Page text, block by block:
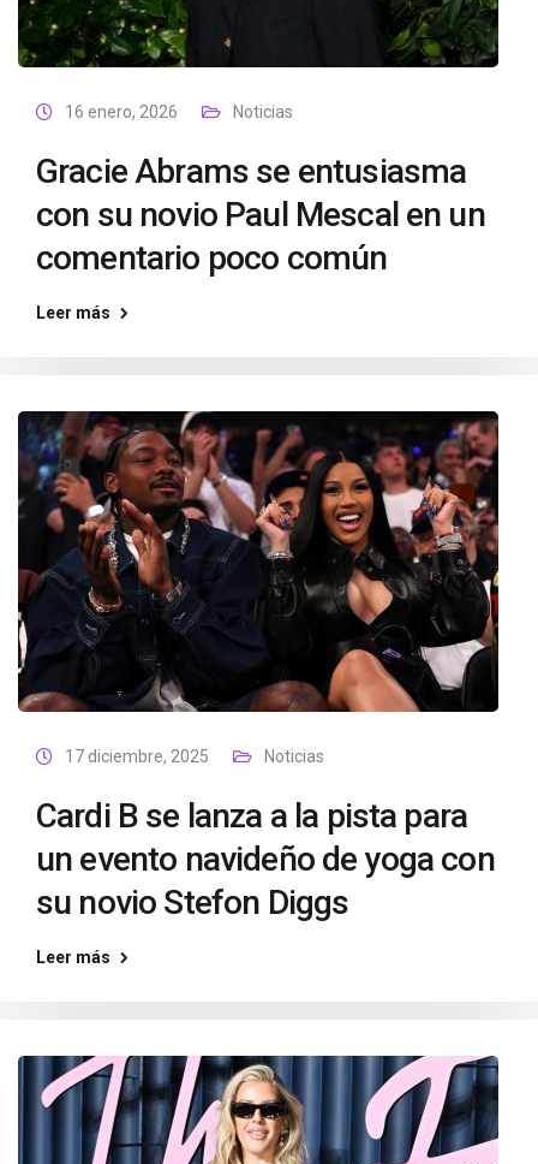
16 enero, 2026 Noticias
Gracie Abrams se entusiasma
con su novio Paul Mescal en un
comentario poco común
Leer más
17 diciembre, 2025 Noticias
Cardi B se lanza a la pista para
un evento navideño de yoga con
su novio Stefon Diggs
Leer más